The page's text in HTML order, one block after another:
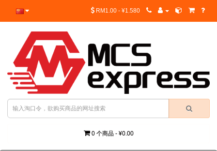
RM1.00 - ¥1.580
0 个商品 - ¥0.00